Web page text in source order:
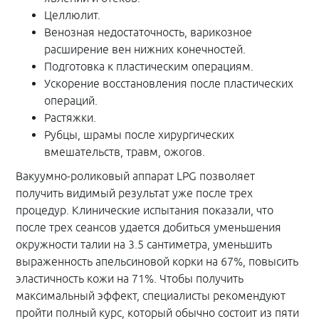
Целлюлит.
Венозная недостаточность, варикозное
расширение вен нижних конечностей.
Подготовка к пластическим операциям.
Ускорение восстановления после пластических
операций.
Растяжки.
Рубцы, шрамы после хирургических
вмешательств, травм, ожогов.
Вакуумно-роликовый аппарат LPG позволяет
получить видимый результат уже после трех
процедур. Клинические испытания показали, что
после трех сеансов удается добиться уменьшения
окружности талии на 3.5 сантиметра, уменьшить
выраженность апельсиновой корки на 67%, повысить
эластичность кожи на 71%. Чтобы получить
максимальный эффект, специалисты рекомендуют
пройти полный курс, который обычно состоит из пяти